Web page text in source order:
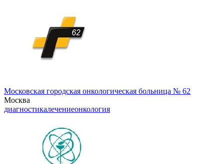
Московская городская онкологическая больница № 62
Москва
диагностикалечениеонкология